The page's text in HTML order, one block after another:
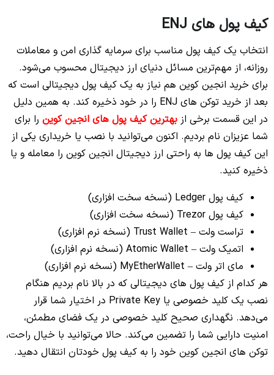
کیف پول های ENJ
انتخاب یک کیف پول مناسب برای سرمایه گذاری امن و معاملات
روزانه، از مهم‌ترین مسائل دنیای ارز دیجیتال محسوب می‌شود.
برای خرید انجین کوین هم نیاز به یک کیف پول دیجیتالی است که
بعد از خرید توکن های ENJ را در خود ذخیره کند. به همین دلیل
در این قسمت برخی از بهترین کیف پول های انجین کوین را برای
شما عزیزان نام بردیم. اکنون می‌توانید با نصب یا خریداری یکی از
این کیف پول ها به راحتی ارز دیجیتال انجین کوین را معامله و یا
ذخیره کنید.
کیف پول Ledger (نسخه سخت افزاری)
کیف پول Trezor (نسخه سخت افزاری)
تراست ولت – Trust Wallet (نسخه نرم افزاری)
اتمیک ولت – Atomic Wallet (نسخه نرم افزاری)
مای اتر ولت – MyEtherWallet (نسخه نرم افزاری)
هر کدام از کیف پول های دیجیتالی که در بالا نام بردیم هنگام
نصب یک کلید خصوصی یا Private Key در اختیار شما قرار
می‌دهد. نگهداری صحیح کلید خصوصی در یک فضای مطمئن،
امنیت دارایی شما را تضمین می‌کند. حالا می‌توانید با خیال راحت،
توکن های انجین کوین خود را به کیف پول خودتان انتقال دهید.